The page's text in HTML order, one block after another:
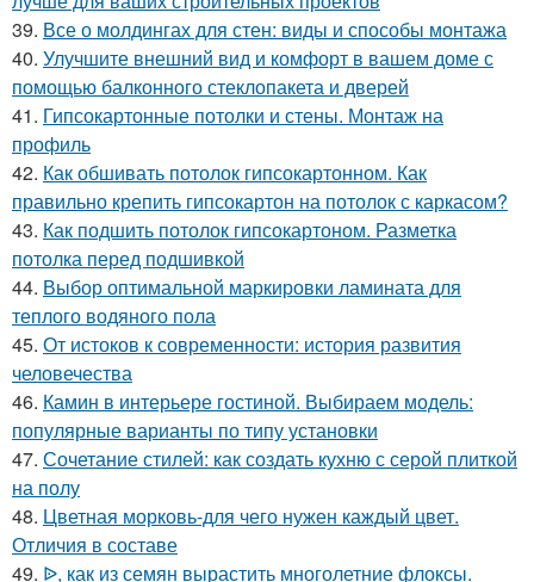
39. Все о молдингах для стен: виды и способы монтажа
40. Улучшите внешний вид и комфорт в вашем доме с
помощью балконного стеклопакета и дверей
41. Гипсокартонные потолки и стены. Монтаж на
профиль
42. Как обшивать потолок гипсокартонном. Как
правильно крепить гипсокартон на потолок с каркасом?
43. Как подшить потолок гипсокартоном. Разметка
потолка перед подшивкой
44. Выбор оптимальной маркировки ламината для
теплого водяного пола
45. От истоков к современности: история развития
человечества
46. Камин в интерьере гостиной. Выбираем модель:
популярные варианты по типу установки
47. Сочетание стилей: как создать кухню с серой плиткой
на полу
48. Цветная морковь-для чего нужен каждый цвет.
Отличия в составе
49. ᐉ, как из семян вырастить многолетние флоксы.